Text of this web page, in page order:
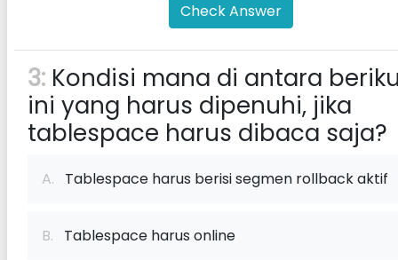
Check Answer
3: Kondisi mana di antara
ini yang harus dipenuhi, jika
tablespace harus dibaca saja?
A. Tablespace harus berisi segmen rollback aktif
B. Tablespace harus online